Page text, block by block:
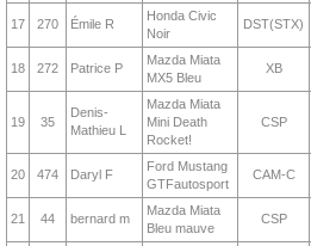
17 270 Émile R
Honda Civic
Noir
DST(STX)
18 272 Patrice P
Mazda Miata
MX5 Bleu
XB
19 35
Denis-
Mathieu L
Mazda Miata
Mini Death
Rocket!
CSP
20 474 Daryl F
Ford Mustang
GTFautosport
CAM-C
21 44 bernard m
Mazda Miata
Bleu mauve
CSP